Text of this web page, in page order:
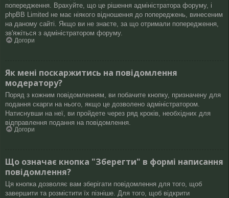
попередження. Врахуйте, що це рішення адміністратора форуму, і
phpBB Limited не має ніякого відношення до попереджень, винесеним
на даному сайті. Якщо ви не знаєте, за що отримали попередження,
зв'яжіться з адміністратором форуму.
Догори
Як мені поскаржитись на повідомлення
модератору?
Поряд з кожним повідомленням, ви побачите кнопку, призначену для
подання скарги на нього, якщо це дозволено адміністратором.
Натиснувши на неї, ви пройдете через ряд кроків, необхідних для
відправлення подання на повідомлення.
Догори
Що означає кнопка "Зберегти" в формі написання
повідомлення?
Ця кнопка дозволяє вам зберігати повідомлення для того, щоб
завершити та розмістити їх пізніше. Для того, щоб відкрити